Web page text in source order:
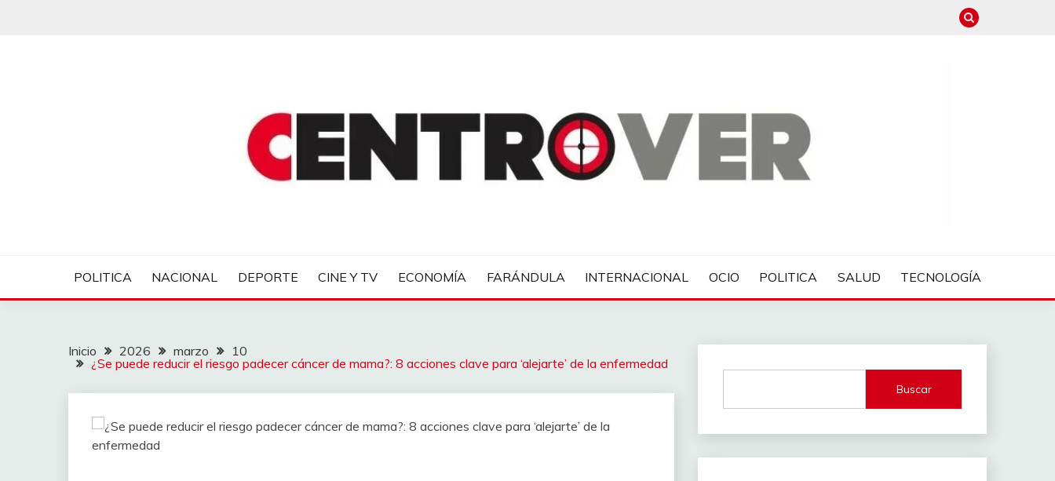
POLITICA NACIONAL DEPORTE CINE Y TV ECONOMÍA FARÁNDULA INTERNACIONAL OCIO POLITICA SALUD TECNOLOGÍA
Inicio 2026 marzo
10
¿Se puede reducir el riesgo padecer cáncer de mama?: 8 acciones clave para ‘alejarte’ de la enfermedad
Buscar